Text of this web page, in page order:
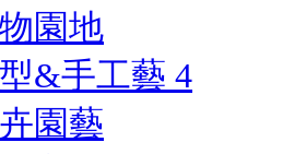
園地
&手工藝 4
園藝